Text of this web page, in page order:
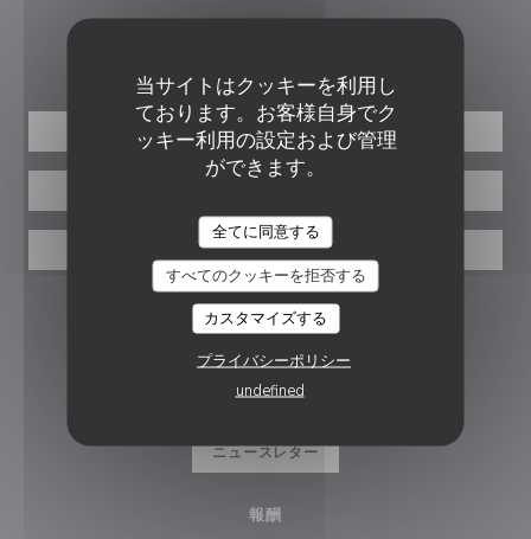
当サイトはクッキーを利用し
ております。お客様自身でク
ッキー利用の設定および管理
ができます。
全てに同意する
すべてのクッキーを拒否する
カスタマイズする
プライバシーポリシー
undefined
予約
取り除く
フォローしてください
Facebook ((新しいウィンドウで
Instagram ((新しいウィンド
ニュースレター
報酬